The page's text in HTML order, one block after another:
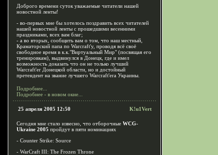
Доброго времени суток уважаемые читатели нашей
новостной ленты!
- во-первых мне бы хотелось поздравить всех читателей
нашей новостной ленты с прошедшими весенними
праздниками, всех вам благ;
- а во вторых, сообщить вам о том, что наш местный,
Краматорский папа по Warcraft'у, проводя всё своё
свободное время в к.к."Виртуальный Мир" (посвящая его
тренировкам), выдвинулся в Донецк, где и имел
возможность доказать что он не только лучший
Warcraft'er Донецкой области, но и достойный
претендент на звание лучшего Warcraft'era Украины.
Подробнее...
Подробнее - в новом окне...
25 апреля 2005 12:50 K!u1Vert
Сегодня мне стало извесно, что отборочные WCG-
Ukraine 2005 пройдут в пяти номинациях
- Counter Strike: Source
- WarCraft III: The Frozen Throne